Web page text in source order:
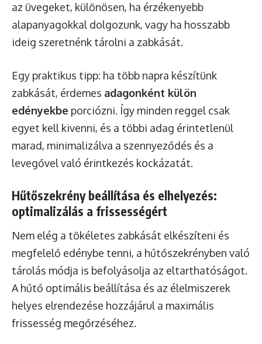
az üvegeket, különösen, ha érzékenyebb
alapanyagokkal dolgozunk, vagy ha hosszabb
ideig szeretnénk tárolni a zabkását.
Egy praktikus tipp: ha több napra készítünk
zabkását, érdemes adagonként külön
edényekbe porciózni. Így minden reggel csak
egyet kell kivenni, és a többi adag érintetlenül
marad, minimalizálva a szennyeződés és a
levegővel való érintkezés kockázatát.
Hűtőszekrény beállítása és elhelyezés:
optimalizálás a frissességért
Nem elég a tökéletes zabkását elkészíteni és
megfelelő edénybe tenni, a hűtőszekrényben való
tárolás módja is befolyásolja az eltarthatóságot.
A hűtő optimális beállítása és az élelmiszerek
helyes elrendezése hozzájárul a maximális
frissesség megőrzéséhez.